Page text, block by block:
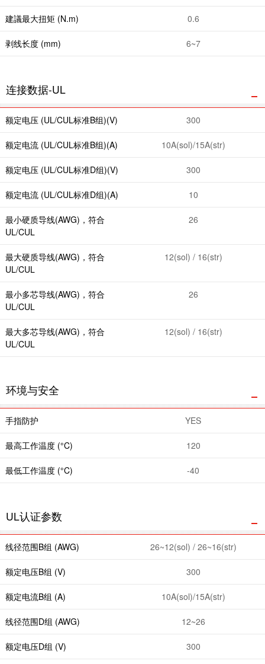
建議最大扭矩 (N.m) 0.6
剥线长度 (mm) 6~7
连接数据-UL
额定电压 (UL/CUL标准B组)(V) 300
额定电流 (UL/CUL标准B组)(A) 10A(sol)/15A(str)
额定电压 (UL/CUL标准D组)(V) 300
额定电流 (UL/CUL标准D组)(A) 10
最小硬质导线(AWG)，符合
UL/CUL
26
最大硬质导线(AWG)，符合
UL/CUL
12(sol) / 16(str)
最小多芯导线(AWG)，符合
UL/CUL
26
最大多芯导线(AWG)，符合
UL/CUL
12(sol) / 16(str)
环境与安全
手指防护 YES
最高工作温度 (°C) 120
最低工作温度 (°C) -40
UL认证参数
线径范围B组 (AWG) 26~12(sol) / 26~16(str)
额定电压B组 (V) 300
额定电流B组 (A) 10A(sol)/15A(str)
线径范围D组 (AWG) 12~26
额定电压D组 (V) 300